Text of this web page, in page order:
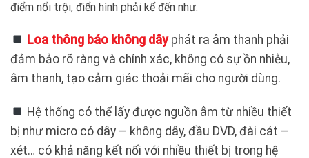
điểm nổi trội, điển hình phải kể đến như:
Loa thông báo không dâyphát ra âm thanh phải
đảm bảo rõ ràng và chính xác, không có sự ồn nhiễu,
âm thanh, tạo cảm giác thoải mãi cho người dùng.
Hệ thống có thể lấy được nguồn âm từ nhiều thiết
bị như micro có dây – không dây, đầu DVD, đài cát –
xét… có khả năng kết nối với nhiều thiết bị trong hệ